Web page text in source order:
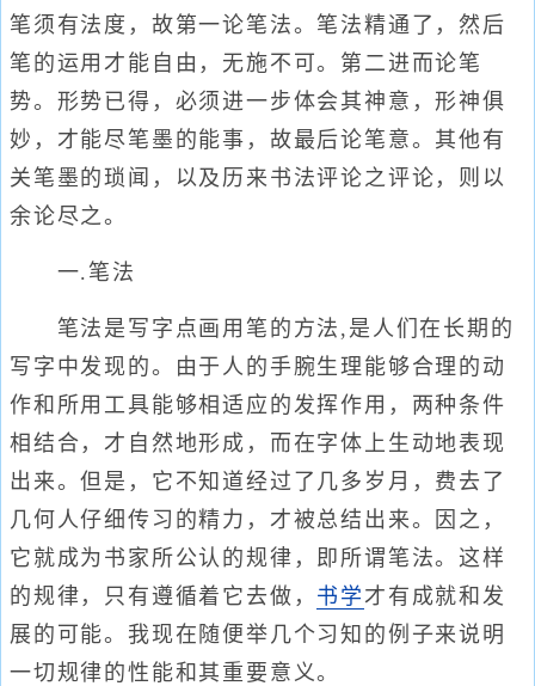
笔须有法度，故第一论笔法。笔法精通了，然后
笔的运用才能自由，无施不可。第二进而论笔
势。形势已得，必须进一步体会其神意，形神俱
妙，才能尽笔墨的能事，故最后论笔意。其他有
关笔墨的琐闻，以及历来书法评论之评论，则以
余论尽之。
一.笔法
笔法是写字点画用笔的方法,是人们在长期的
写字中发现的。由于人的手腕生理能够合理的动
作和所用工具能够相适应的发挥作用，两种条件
相结合，才自然地形成，而在字体上生动地表现
出来。但是，它不知道经过了几多岁月，费去了
几何人仔细传习的精力，才被总结出来。因之，
它就成为书家所公认的规律，即所谓笔法。这样
的规律，只有遵循着它去做， 书学 才有成就和发
展的可能。我现在随便举几个习知的例子来说明
一切规律的性能和其重要意义。